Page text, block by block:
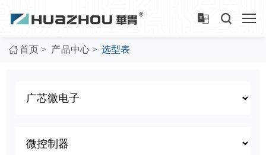
首页 > 产品中心 > 选型表